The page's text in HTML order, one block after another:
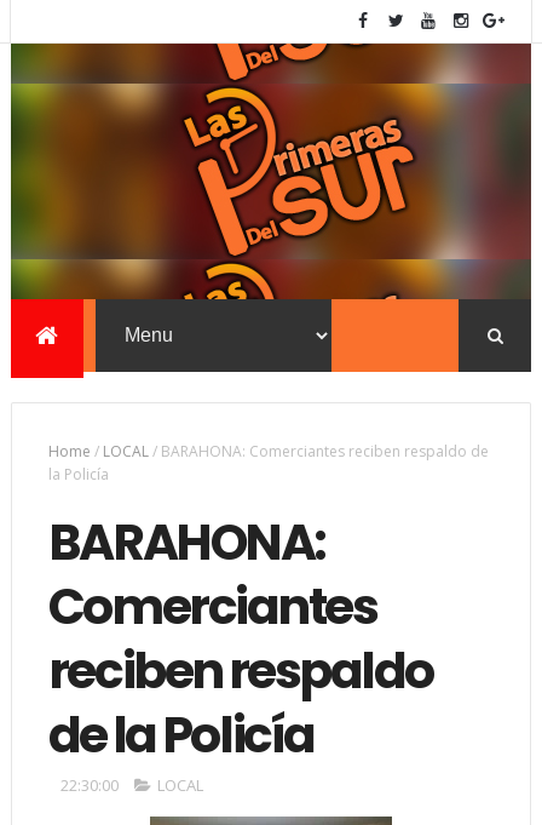
Home / LOCAL/ BARAHONA: Comerciantes reciben respaldo de
la Policía
BARAHONA:
Comerciantes
reciben respaldo
de la Policía
22:30:00 LOCAL